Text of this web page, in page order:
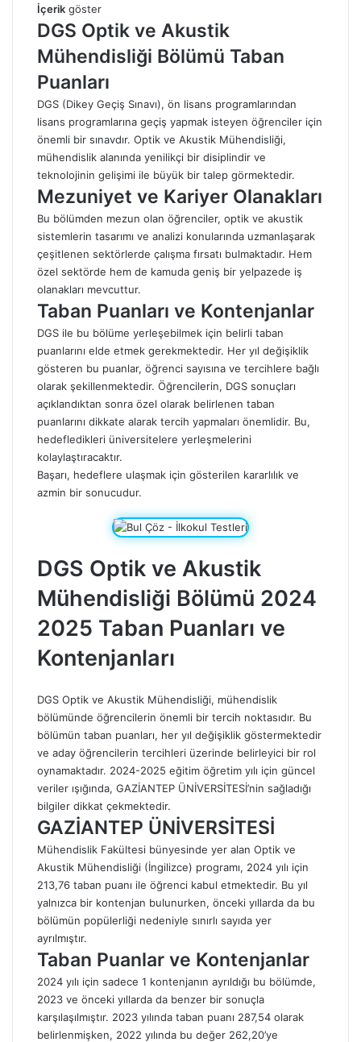
İçerik göster
DGS Optik ve Akustik
Mühendisliği Bölümü Taban
Puanları
DGS (Dikey Geçiş Sınavı), ön lisans programlarından
lisans programlarına geçiş yapmak isteyen öğrenciler için
önemli bir sınavdır. Optik ve Akustik Mühendisliği,
mühendislik alanında yenilikçi bir disiplindir ve
teknolojinin gelişimi ile büyük bir talep görmektedir.
Mezuniyet ve Kariyer Olanakları
Bu bölümden mezun olan öğrenciler, optik ve akustik
sistemlerin tasarımı ve analizi konularında uzmanlaşarak
çeşitlenen sektörlerde çalışma fırsatı bulmaktadır. Hem
özel sektörde hem de kamuda geniş bir yelpazede iş
olanakları mevcuttur.
Taban Puanları ve Kontenjanlar
DGS ile bu bölüme yerleşebilmek için belirli taban
puanlarını elde etmek gerekmektedir. Her yıl değişiklik
gösteren bu puanlar, öğrenci sayısına ve tercihlere bağlı
olarak şekillenmektedir. Öğrencilerin, DGS sonuçları
açıklandıktan sonra özel olarak belirlenen taban
puanlarını dikkate alarak tercih yapmaları önemlidir. Bu,
hedefledikleri üniversitelere yerleşmelerini
kolaylaştıracaktır.
Başarı, hedeflere ulaşmak için gösterilen kararlılık ve
azmin bir sonucudur.
DGS Optik ve Akustik
Mühendisliği Bölümü 2024
2025 Taban Puanları ve
Kontenjanları
DGS Optik ve Akustik Mühendisliği, mühendislik
bölümünde öğrencilerin önemli bir tercih noktasıdır. Bu
bölümün taban puanları, her yıl değişiklik göstermektedir
ve aday öğrencilerin tercihleri üzerinde belirleyici bir rol
oynamaktadır. 2024-2025 eğitim öğretim yılı için güncel
veriler ışığında, GAZİANTEP ÜNİVERSİTESİ’nin sağladığı
bilgiler dikkat çekmektedir.
GAZİANTEP ÜNİVERSİTESİ
Mühendislik Fakültesi bünyesinde yer alan Optik ve
Akustik Mühendisliği (İngilizce) programı, 2024 yılı için
213,76 taban puanı ile öğrenci kabul etmektedir. Bu yıl
yalnızca bir kontenjan bulunurken, önceki yıllarda da bu
bölümün popülerliği nedeniyle sınırlı sayıda yer
ayrılmıştır.
Taban Puanlar ve Kontenjanlar
2024 yılı için sadece 1 kontenjanın ayrıldığı bu bölümde,
2023 ve önceki yıllarda da benzer bir sonuçla
karşılaşılmıştır. 2023 yılında taban puanı 287,54 olarak
belirlenmişken, 2022 yılında bu değer 262,20’ye